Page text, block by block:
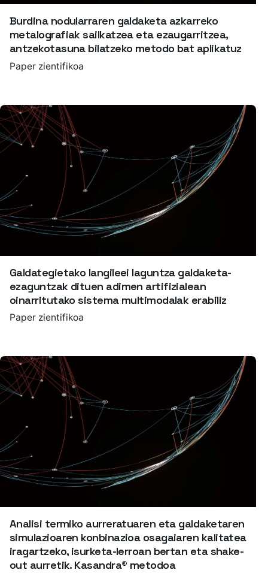
Burdina nodularraren galdaketa azkarreko
metalografiak sailkatzea eta ezaugarritzea,
antzekotasuna bilatzeko metodo bat aplikatuz
Paper zientifikoa
Galdategietako langileei laguntza galdaketa-
ezaguntzak dituen adimen artifizialean
oinarritutako sistema multimodalak erabiliz
Paper zientifikoa
Analisi termiko aurreratuaren eta galdaketaren
simulazioaren konbinazioa osagaiaren kalitatea
iragartzeko, isurketa-lerroan bertan eta shake-
out aurretik. Kasandra® metodoa